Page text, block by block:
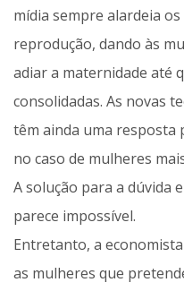
mídia sempre alardeia os
reprodução, dando às
adiar a maternidade até
consolidadas. As novas
têm ainda uma resposta
no caso de mulheres
A solução para a dúvida
parece impossível.
Entretanto, a
as mulheres que